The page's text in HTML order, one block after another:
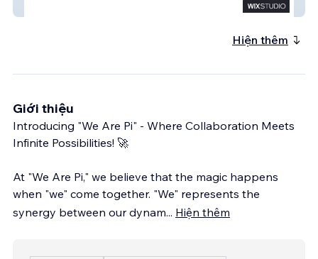
Hiện thêm
Giới thiệu
Introducing "We Are Pi" - Where Collaboration Meets
Infinite Possibilities! 🚀
At "We Are Pi," we believe that the magic happens
when "we" come together. "We" represents the
synergy between our dynam... Hiện thêm